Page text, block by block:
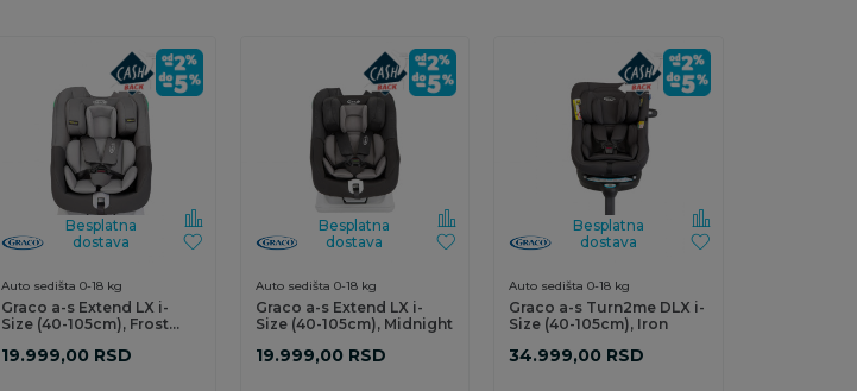
Besplatna
dostava
Auto sedišta 0-18 kg
Graco a-s Extend LX i-
Size (40-105cm), Frost
19.999,00 RSD
Besplatna
dostava
Auto sedišta 0-18 kg
Graco a-s Extend LX i-
Size (40-105cm), Midnight
19.999,00 RSD
Besplatna
dostava
Auto sedišta 0-18 kg
Graco a-s Turn2me DLX i-
Size (40-105cm), Iron
34.999,00 RSD